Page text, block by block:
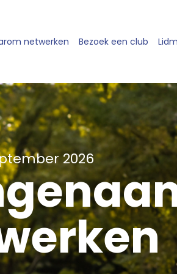
netwerken Bezoek een club
2026